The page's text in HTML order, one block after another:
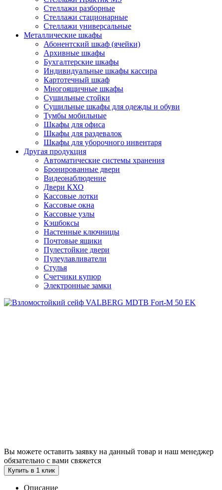
Стеллажи разборные
Стеллажи стационарные
Стеллажи универсальные
Металлические шкафы
Абонентский шкаф (ячейки)
Архивные шкафы
Бухгалтерские шкафы
Индивидуальные шкафы кассира
Картотечный шкаф
Многоящичные шкафы
Сушильные стойки
Сушильные шкафы для одежды и обуви
Тумбы мобильные
Шкафы для офиса
Шкафы для раздевалок
Шкафы для уборочного инвентаря
Другая продукция
Автоматические системы хранения
Бронированные двери
Видеонаблюдение
Двери КХО
Кассовые лотки
Кассовые окна
Кассовые узлы
Кэшбоксы
Настенные ключницы
Почтовые ящики
Пулестойкие двери
Пулеулавливатели
Стулья
Счетчики купюр
Электронные замки
Вы можете оставить заявку на данный товар и наш менеджер
обязательно с вами свяжется
Купить в 1 клик
Описание